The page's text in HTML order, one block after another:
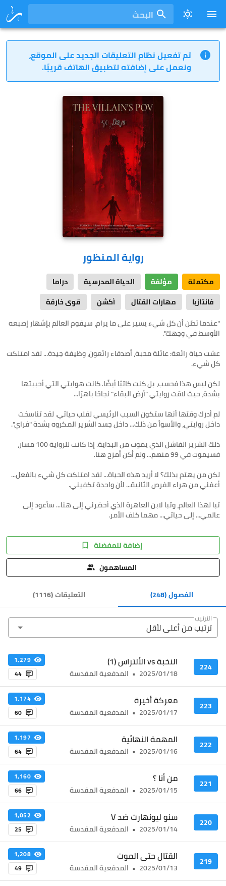
البحث
تم تفعيل نظام التعليقات الجديد على الموقع،
ونعمل على إضافته لتطبيق الهاتف قريبًا.
رواية المنظور
مكتملة مؤلفة الحياة المدرسية
دراما
فانتازيا
مهارات القتال أكشن
قوى خارقة
"عندما تظن أن كل شيء يسير على ما يرام، سيقوم العالم بإشهار إصبعه
عشت حياة رائعة: عائلة محبة، أصدقاء رائعون، وظيفة جيدة... لقد امتلكت
لكن ليس هذا فحسب، بل كنت كاتبًا أيضًا. كانت هوايتي التي أحببتها
لم أدرك وقتها أنها ستكون السبب الرئيسي لقلب حياتي. لقد تناسخت
ذلك الشرير الفاشل الذي يموت من البداية. إذا كانت للرواية 100 مسار،
لكن من يهتم بذلك؟ لا أريد هذه الحياة... لقد امتلكت كل شيء بالفعل...
تبا لهذا العالم، وتبا لابن العاهرة الذي أحضرني إلى هنا... سأعود إلى
عالمي... إلى حياتي... مهما كلف الأمر.
إضافة للمفضلة
المساهمون
الفصول(248) التعليقات(
1116
)
الترتيب
ترتيب من أعلى ﻷقل
224 النخبة vs الألتراس (1)
2025/01/18
• المدفعية المقدسة
1,279
44
223 معركة أخيرة
2025/01/17
• المدفعية المقدسة
1,174
60
222 المهمة النهائية
2025/01/16
• المدفعية المقدسة
1,197
64
221 من أنا ؟
2025/01/15
• المدفعية المقدسة
1,160
66
220 سنو ليونهارت ضد V
2025/01/14
• المدفعية المقدسة
1,052
25
219 القتال حتى الموت
2025/01/13
• المدفعية المقدسة
1,208
49